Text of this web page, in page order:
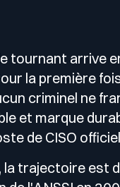
tournant arrive
la première
criminel ne
et marque
de CISO
la trajectoire est